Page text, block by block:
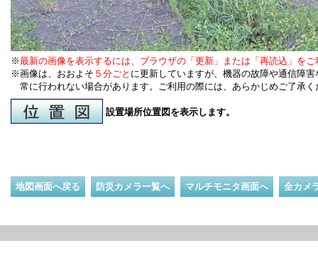
※最新の画像を表示するには、ブラウザの「更新」または「再読込」を
※画像は、おおよそ ５分ごと に更新していますが、機器の故障や通信障
常に行われない場合があります。ご利用の際には、あらかじめご了承く
設置場所位置図を表示します。
地図画面へ戻る 防災カメラ一覧へ マルチモニタ画面へ 全カメ